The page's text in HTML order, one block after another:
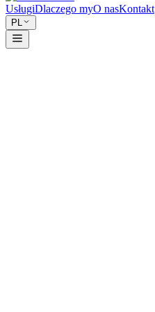
UsługiDlaczego myO nasKontakt
PL